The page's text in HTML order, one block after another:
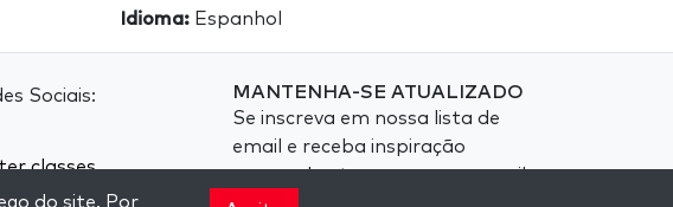
Idioma: Espanhol
Sociais:
classes
MANTENHA-SE ATUALIZADO
Se inscreva em nossa lista de
email e receba inspiração
semanal entregue em seu email.
do site. Por